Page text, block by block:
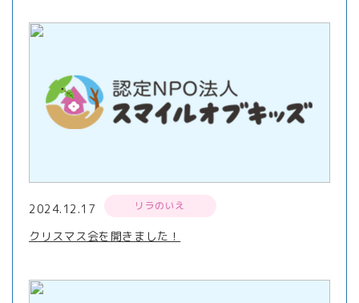
2024.12.17 リラのいえ
クリスマス会を開きました！